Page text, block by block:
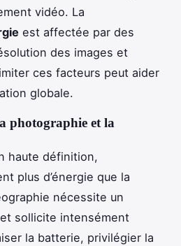
vidéo. La
est affectée par des
des images et
ces facteurs peut aider
globale.
photographie et la
haute définition,
plus d’énergie que la
nécessite un
sollicite intensément
la batterie, privilégier la